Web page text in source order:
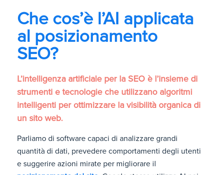
Che cos’è l’AI applicata
al posizionamento
SEO?
L’intelligenza artificiale per la SEO è l’insieme di
strumenti e tecnologie che utilizzano algoritmi
intelligenti per ottimizzare la visibilità organica di
un sito web.
Parliamo di software capaci di analizzare grandi
quantità di dati, prevedere comportamenti degli utenti
e suggerire azioni mirate per migliorare il